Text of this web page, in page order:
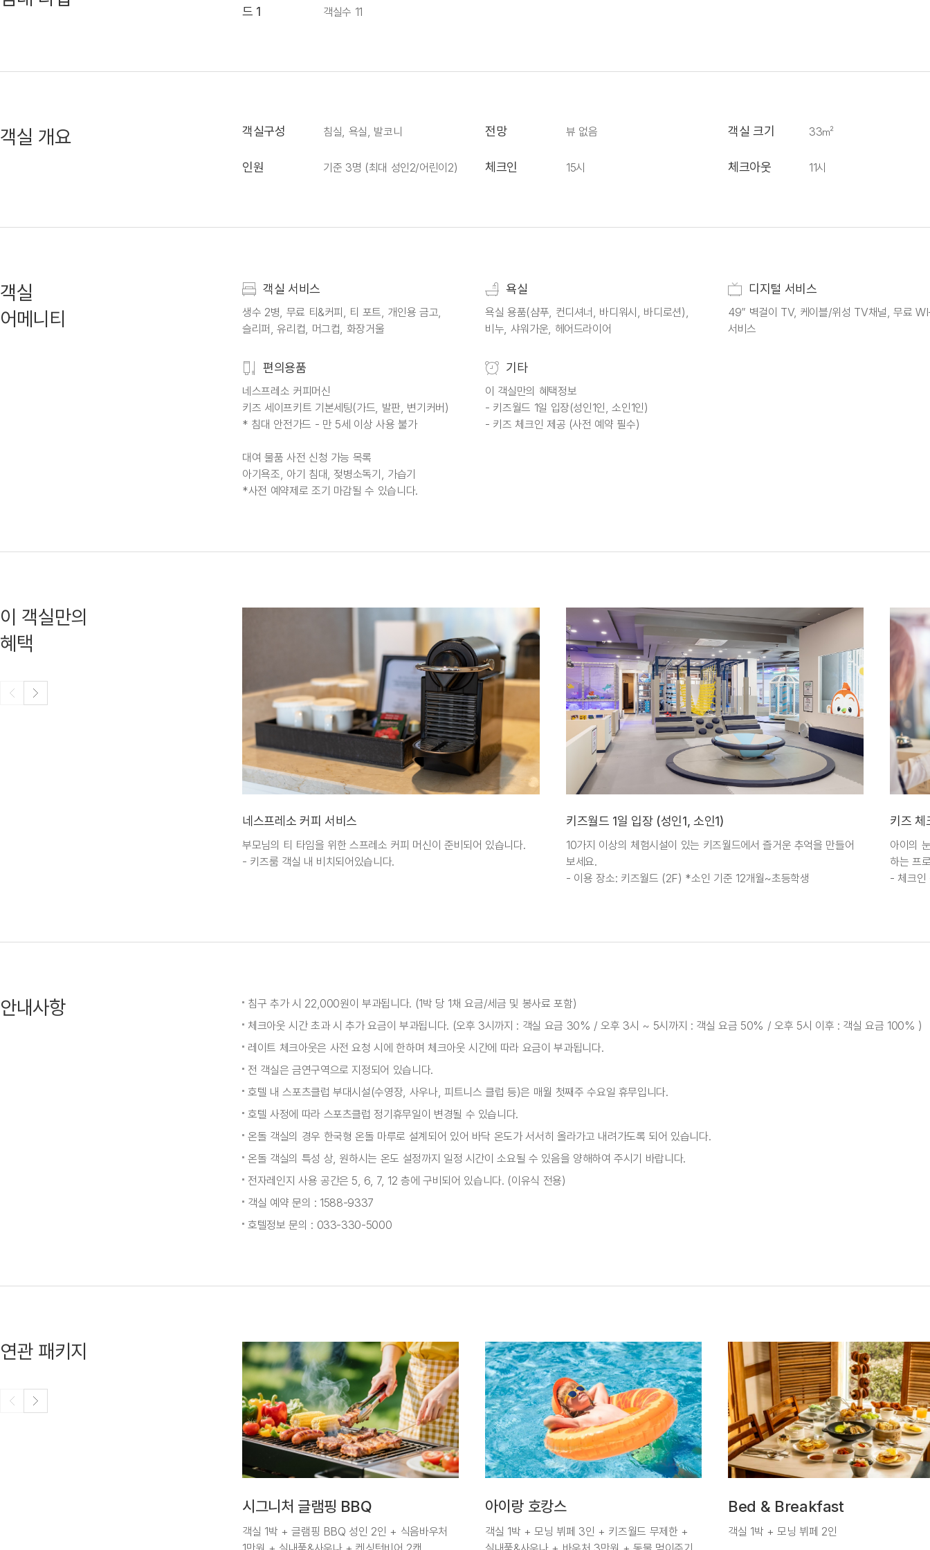
드 1 객실수 11
객실 개요 객실구성 침실, 욕실, 발코니 전망 뷰 없음 객실 크기 33㎡
인원 기준 3명 (최대 성인2/어린이2) 체크인 15시 체크아웃 11시
객실
어메니티
객실 서비스
생수 2병, 무료 티&커피, 티 포트, 개인용 금고,
슬리퍼, 유리컵, 머그컵, 화장거울
욕실
욕실 용품(샴푸, 컨디셔너, 바디워시, 바디로션),
비누, 샤워가운, 헤어드라이어
디지털 서비스
49” 벽걸이 TV, 케이블/위성 TV채널, 무료
서비스
편의용품
네스프레소 커피머신
키즈 세이프키트 기본세팅(가드, 발판, 변기커버)
* 침대 안전가드 - 만 5세 이상 사용 불가
대여 물품 사전 신청 가능 목록
아기욕조, 아기 침대, 젖병소독기, 가습기
*사전 예약제로 조기 마감될 수 있습니다.
기타
이 객실만의 혜택정보
- 키즈월드 1일 입장(성인1인, 소인1인)
- 키즈 체크인 제공 (사전 예약 필수)
이 객실만의
혜택
네스프레소 커피 서비스
부모님의 티 타임을 위한 스프레소 커피 머신이 준비되어 있습니다.
- 키즈룸 객실 내 비치되어있습니다.
키즈월드 1일 입장 (성인1, 소인1)
10가지 이상의 체험시설이 있는 키즈월드에서 즐거운 추억을 만들어
보세요.
- 이용 장소: 키즈월드 (2F) *소인 기준 12개월~초등학생
키즈 체
아이의
하는 프
- 체크인
안내사항
침구 추가 시 22,000원이 부과됩니다. (1박 당 1채 요금/세금 및 봉사료 포함)
체크아웃 시간 초과 시 추가 요금이 부과됩니다. (오후 3시까지 : 객실 요금 30% / 오후 3시 ~ 5시까지 : 객실 요금 50% / 오후 5시 이후 : 객실 요금 100% )
레이트 체크아웃은 사전 요청 시에 한하며 체크아웃 시간에 따라 요금이 부과됩니다.
전 객실은 금연구역으로 지정되어 있습니다.
호텔 내 스포츠클럽 부대시설(수영장, 사우나, 피트니스 클럽 등)은 매월 첫째주 수요일 휴무입니다.
호텔 사정에 따라 스포츠클럽 정기휴무일이 변경될 수 있습니다.
온돌 객실의 경우 한국형 온돌 마루로 설계되어 있어 바닥 온도가 서서히 올라가고 내려가도록 되어 있습니다.
온돌 객실의 특성 상, 원하시는 온도 설정까지 일정 시간이 소요될 수 있음을 양해하여 주시기 바랍니다.
전자레인지 사용 공간은 5, 6, 7, 12 층에 구비되어 있습니다. (이유식 전용)
객실 예약 문의 : 1588-9337
호텔정보 문의 : 033-330-5000
연관 패키지
시그니처 글램핑 BBQ
객실 1박 + 글램핑 BBQ 성인 2인 + 식음바우처
아이랑 호캉스
객실 1박 + 모닝 뷔페 3인 + 키즈월드 무제한 +
Bed & Breakfast
객실 1박 + 모닝 뷔페 2인